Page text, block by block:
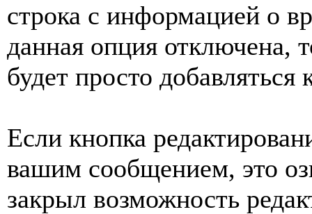
строка с информацией о
данная опция отключена,
будет просто
Если кнопка
вашим сообщением, это
закрыл возможность